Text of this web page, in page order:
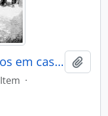
Grupo de médicos reunidos em casa do Dr. António Duarte Teixeira da Silva
Item ·